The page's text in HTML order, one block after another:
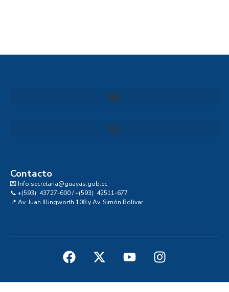
Contacto
💌 Info.secretaria@guayas.gob.ec
📞 +(593) 43727-600 / +(593) 42511-677
📍 Av. Juan Illingworth 108 y Av. Simón Bolívar